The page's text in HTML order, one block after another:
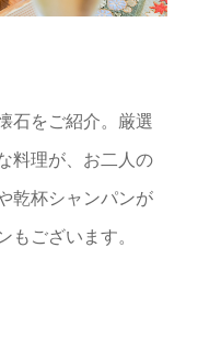
石をご紹介。厳選
料理が、お二人の
乾杯シャンパンが
もございます。